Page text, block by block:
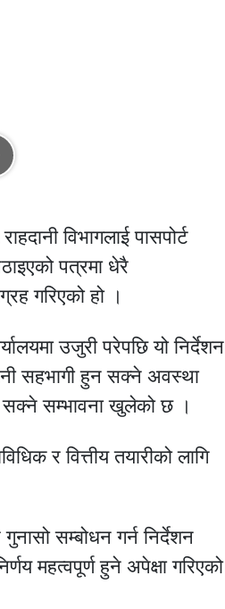
विभागलाई पासपोर्ट
पत्रमा धेरै
गरिएको हो ।
उजुरी परेपछि यो निर्देशन
सहभागी हुन सक्ने अवस्था
सक्ने सम्भावना खुलेको छ ।
र वित्तीय तयारीको लागि
सम्बोधन गर्न निर्देशन
महत्वपूर्ण हुने अपेक्षा गरिएको